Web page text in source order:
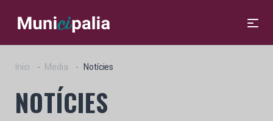
Inici Media Notícies
NOTÍCIES